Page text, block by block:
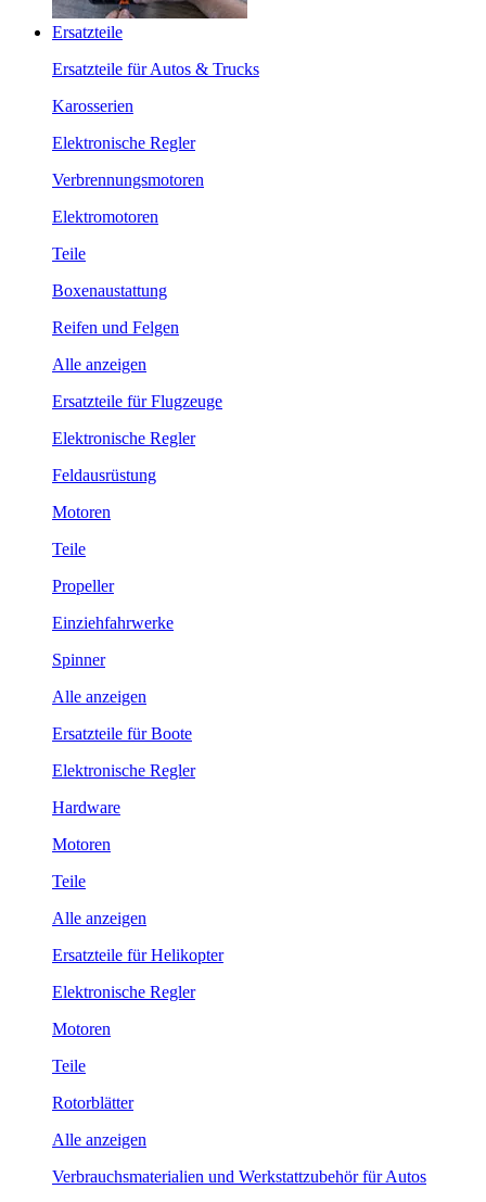
Ersatzteile
Ersatzteile für Autos & Trucks
Karosserien
Elektronische Regler
Verbrennungsmotoren
Elektromotoren
Teile
Boxenaustattung
Reifen und Felgen
Alle anzeigen
Ersatzteile für Flugzeuge
Elektronische Regler
Feldausrüstung
Motoren
Teile
Propeller
Einziehfahrwerke
Spinner
Alle anzeigen
Ersatzteile für Boote
Elektronische Regler
Hardware
Motoren
Teile
Alle anzeigen
Ersatzteile für Helikopter
Elektronische Regler
Motoren
Teile
Rotorblätter
Alle anzeigen
Verbrauchsmaterialien und Werkstattzubehör für Autos